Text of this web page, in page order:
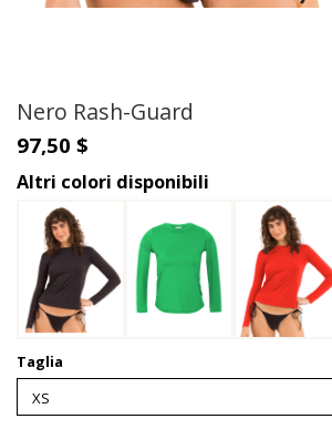
Nero Rash-Guard
97,50 $
Altri colori disponibili
Taglia